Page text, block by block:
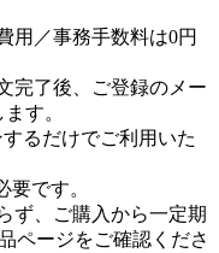
用／事務手数料は0円
完了後、ご登録のメー
す。
るだけでご利用いた
です。
ず、ご購入から一定期
ページをご確認くださ